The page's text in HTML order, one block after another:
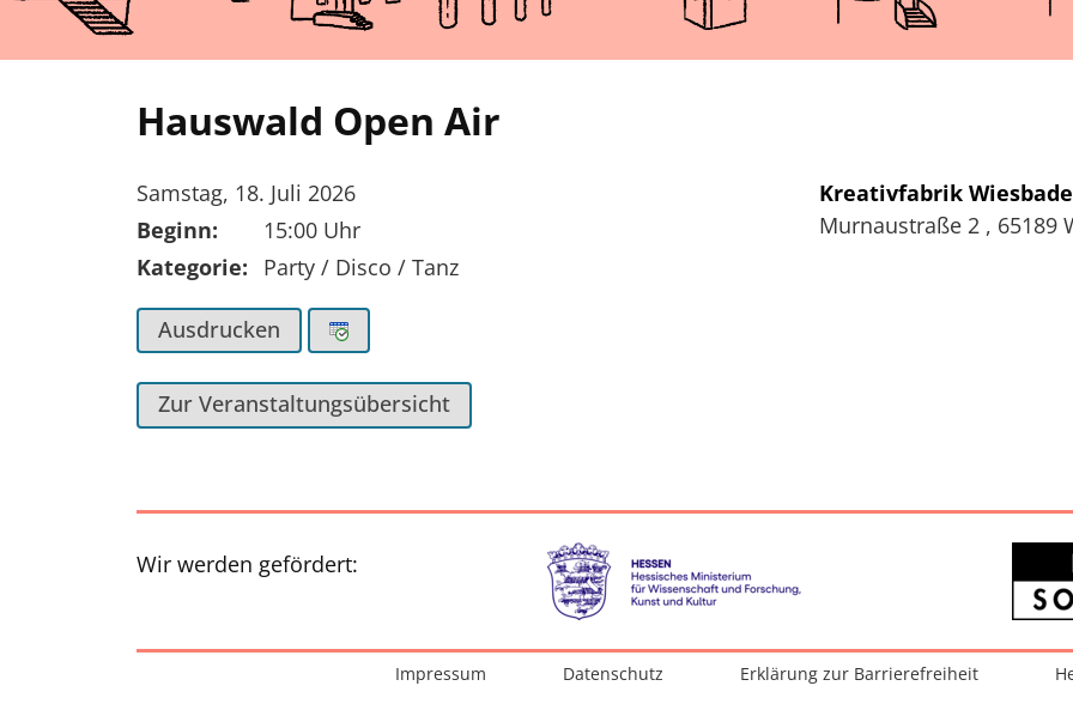
Hauswald Open Air
Tag der Veranstaltung:
Samstag, 18. Juli 2026
Beginn:
15:00 Uhr
Kategorie:
Party / Disco / Tanz
Kreativfabrik
Murnaustraße 2 , 65189
Ausdrucken
Zur Veranstaltungsübersicht
Wir werden gefördert:
Interessante SeitenImpressum Datenschutz Erklärung zur Barrierefreiheit